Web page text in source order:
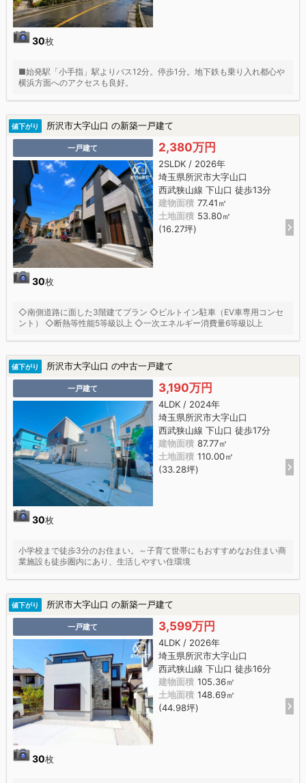
30枚
■始発駅「小手指」駅よりバス12分。停歩1分。地下鉄も乗り入れ都心や
横浜方面へのアクセスも良好。
値下がり 所沢市大字山口 の新築一戸建て
一戸建て
30枚
2,380万円
2SLDK / 2026年
埼玉県所沢市大字山口
西武狭山線 下山口 徒歩13分
建物面積 77.41㎡
土地面積 53.80㎡
(16.27坪)
◇南側道路に面した3階建てプラン ◇ビルトイン駐車（EV車専用コンセ
ント） ◇断熱等性能5等級以上 ◇一次エネルギー消費量6等級以上
値下がり 所沢市大字山口 の中古一戸建て
一戸建て
30枚
3,190万円
4LDK / 2024年
埼玉県所沢市大字山口
西武狭山線 下山口 徒歩17分
建物面積 87.77㎡
土地面積 110.00㎡
(33.28坪)
小学校まで徒歩3分のお住まい。～子育て世帯にもおすすめなお住まい商
業施設も徒歩圏内にあり、生活しやすい住環境
値下がり 所沢市大字山口 の新築一戸建て
一戸建て
30枚
3,599万円
4LDK / 2026年
埼玉県所沢市大字山口
西武狭山線 下山口 徒歩16分
建物面積 105.36㎡
土地面積 148.69㎡
(44.98坪)